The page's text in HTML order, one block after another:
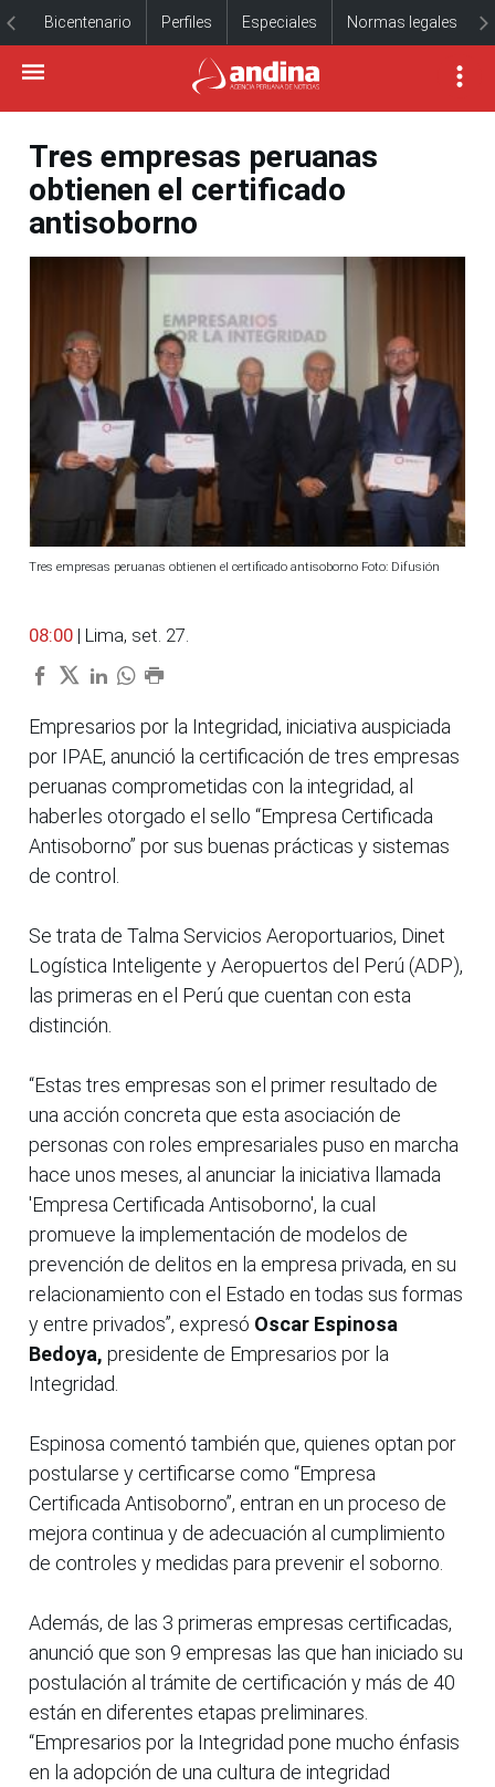
Bicentenario Perfiles Especiales Normas legales
Tres empresas peruanas
obtienen el certificado
antisoborno
Tres empresas peruanas obtienen el certificado antisoborno Foto: Difusión
08:00 | Lima, set. 27.
Empresarios por la Integridad, iniciativa auspiciada
por IPAE, anunció la certificación de tres empresas
peruanas comprometidas con la integridad, al
haberles otorgado el sello “Empresa Certificada
Antisoborno” por sus buenas prácticas y sistemas
de control.
Se trata de Talma Servicios Aeroportuarios, Dinet
Logística Inteligente y Aeropuertos del Perú (ADP),
las primeras en el Perú que cuentan con esta
distinción.
“Estas tres empresas son el primer resultado de
una acción concreta que esta asociación de
personas con roles empresariales puso en marcha
hace unos meses, al anunciar la iniciativa llamada
'Empresa Certificada Antisoborno', la cual
promueve la implementación de modelos de
prevención de delitos en la empresa privada, en su
relacionamiento con el Estado en todas sus formas
y entre privados”, expresó Oscar Espinosa
Bedoya, presidente de Empresarios por la
Integridad.
Espinosa comentó también que, quienes optan por
postularse y certificarse como “Empresa
Certificada Antisoborno”, entran en un proceso de
mejora continua y de adecuación al cumplimiento
de controles y medidas para prevenir el soborno.
Además, de las 3 primeras empresas certificadas,
anunció que son 9 empresas las que han iniciado su
postulación al trámite de certificación y más de 40
están en diferentes etapas preliminares.
“Empresarios por la Integridad pone mucho énfasis
en la adopción de una cultura de integridad